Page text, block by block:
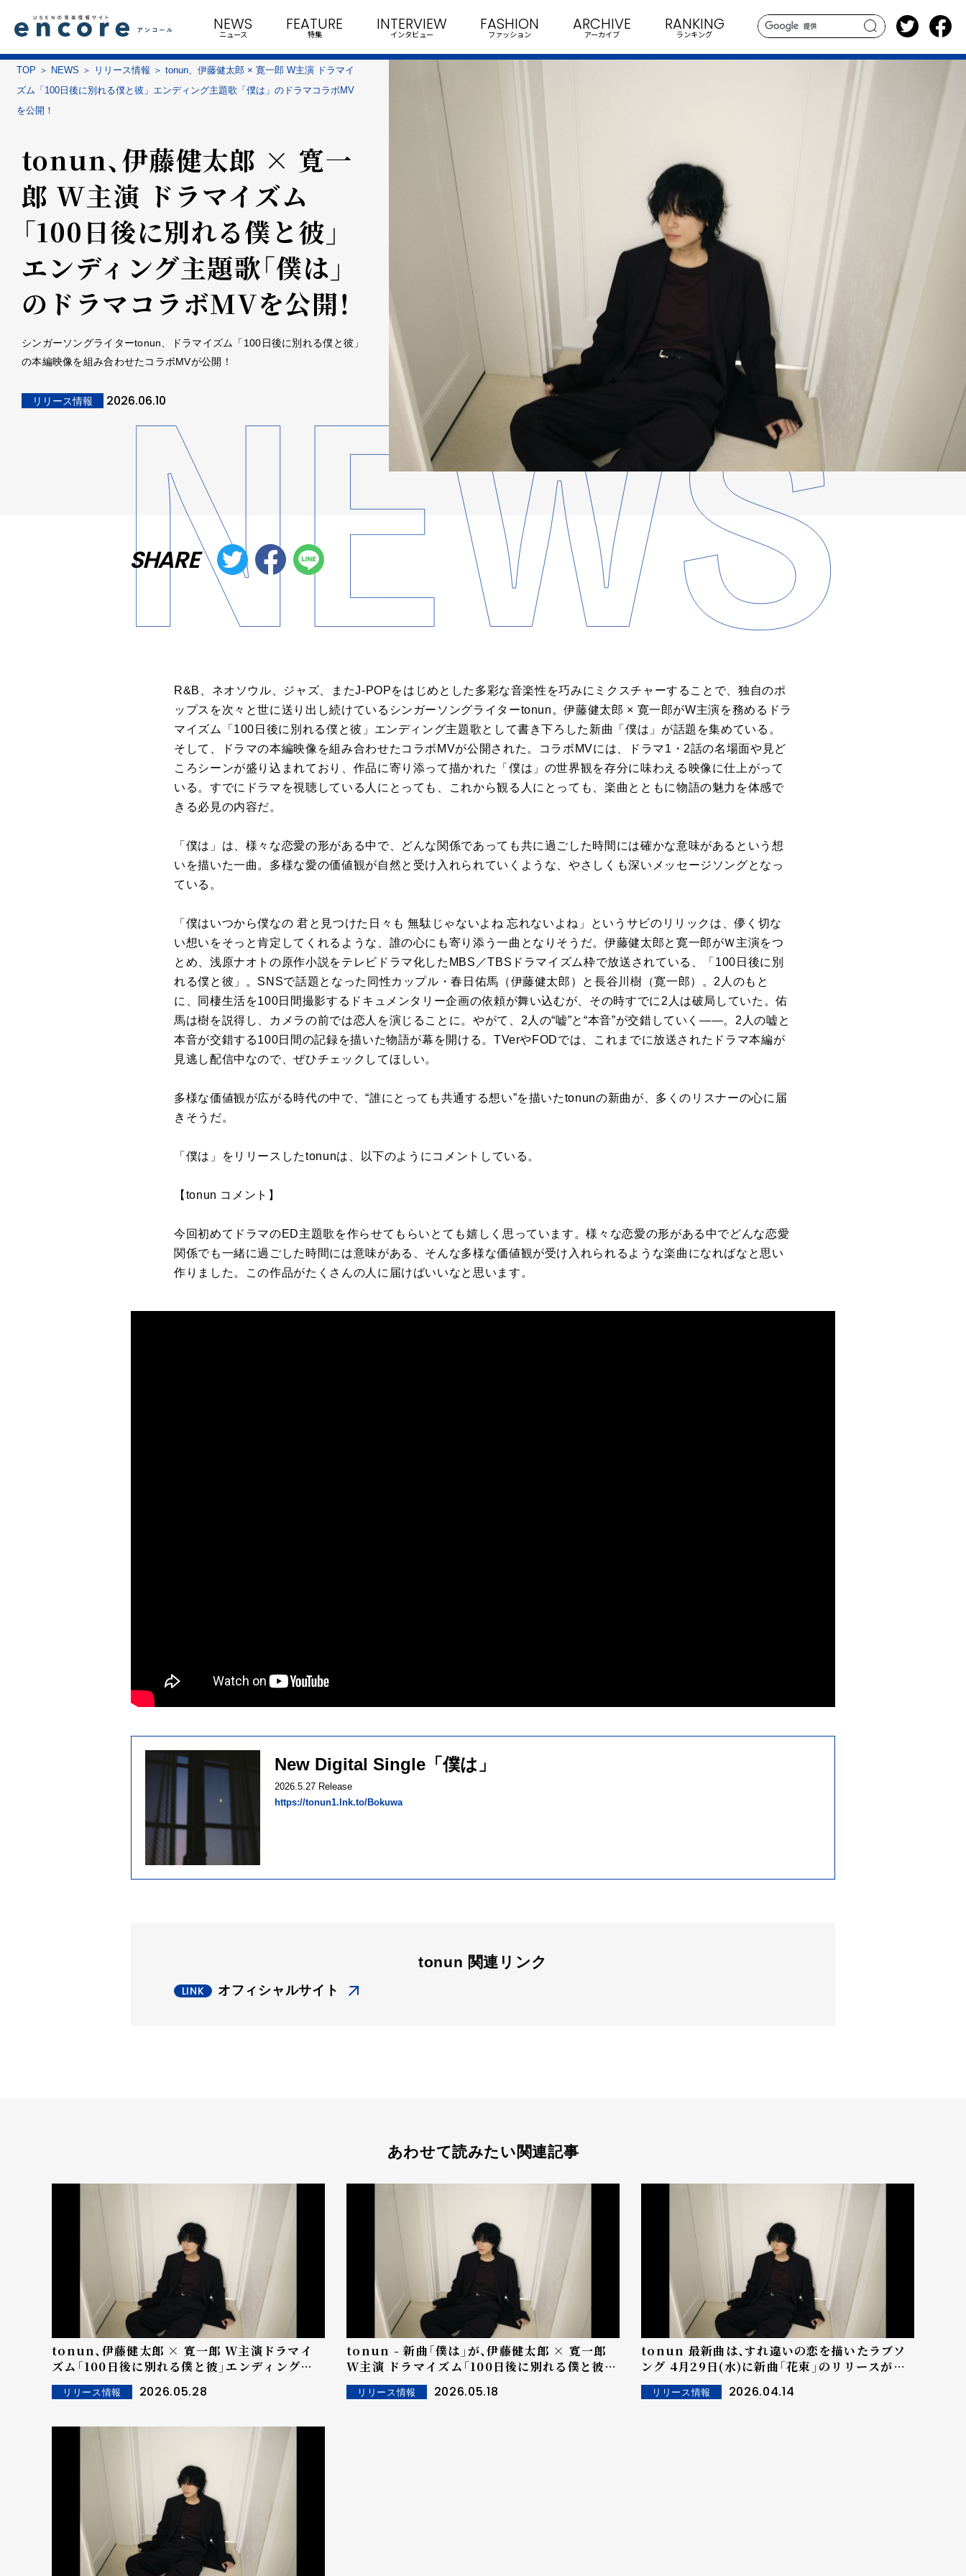
search
NEWS
ニュース
FEATURE
特集
INTERVIEW
インタビュー
FASHION
ファッション
ARCHIVE
アーカイブ
RANKING
ランキング
TOP NEWS リリース情報
tonun、伊藤健太郎 × 寛一郎 W主演 ドラマイ
ズム「100日後に別れる僕と彼」エンディング主題歌「僕は」のドラマコラボMV
を公開！
tonun、伊藤健太郎 × 寛一
郎 W主演 ドラマイズム
「100日後に別れる僕と彼」
エンディング主題歌「僕は」
のドラマコラボMVを公開！
シンガーソングライターtonun、ドラマイズム「100日後に別れる僕と彼」
の本編映像を組み合わせたコラボMVが公開！
リリース情報 2026.06.10
SHARE
R&B、ネオソウル、ジャズ、またJ-POPをはじめとした多彩な音楽性を巧みにミクスチャーすることで、独自のポ
ップスを次々と世に送り出し続けているシンガーソングライターtonun。伊藤健太郎 × 寛一郎がW主演を務めるドラ
マイズム「100日後に別れる僕と彼」エンディング主題歌として書き下ろした新曲「僕は」が話題を集めている。
そして、ドラマの本編映像を組み合わせたコラボMVが公開された。コラボMVには、ドラマ1・2話の名場面や見ど
ころシーンが盛り込まれており、作品に寄り添って描かれた「僕は」の世界観を存分に味わえる映像に仕上がって
いる。すでにドラマを視聴している人にとっても、これから観る人にとっても、楽曲とともに物語の魅力を体感で
きる必見の内容だ。
「僕は」は、様々な恋愛の形がある中で、どんな関係であっても共に過ごした時間には確かな意味があるという想
いを描いた一曲。多様な愛の価値観が自然と受け入れられていくような、やさしくも深いメッセージソングとなっ
ている。
「僕はいつから僕なの 君と見つけた日々も 無駄じゃないよね 忘れないよね」というサビのリリックは、儚く切な
い想いをそっと肯定してくれるような、誰の心にも寄り添う一曲となりそうだ。伊藤健太郎と寛一郎がＷ主演をつ
とめ、浅原ナオトの原作小説をテレビドラマ化したMBS／TBSドラマイズム枠で放送されている、「100日後に別
れる僕と彼」。SNSで話題となった同性カップル・春日佑馬（伊藤健太郎）と長谷川樹（寛一郎）。2人のもと
に、同棲生活を100日間撮影するドキュメンタリー企画の依頼が舞い込むが、その時すでに2人は破局していた。佑
馬は樹を説得し、カメラの前では恋人を演じることに。やがて、2人の“嘘”と“本音”が交錯していく――。2人の嘘と
本音が交錯する100日間の記録を描いた物語が幕を開ける。TVerやFODでは、これまでに放送されたドラマ本編が
見逃し配信中なので、ぜひチェックしてほしい。
多様な価値観が広がる時代の中で、“誰にとっても共通する想い”を描いたtonunの新曲が、多くのリスナーの心に届
きそうだ。
「僕は」をリリースしたtonunは、以下のようにコメントしている。
【tonun コメント】
今回初めてドラマのED主題歌を作らせてもらいとても嬉しく思っています。様々な恋愛の形がある中でどんな恋愛
関係でも一緒に過ごした時間には意味がある、そんな多様な価値観が受け入れられるような楽曲になればなと思い
作りました。この作品がたくさんの人に届けばいいなと思います。
New Digital Single「僕は」
2026.5.27 Release
https://tonun1.lnk.to/Bokuwa
tonun 関連リンク
オフィシャルサイト
あわせて読みたい関連記事
tonun、伊藤健太郎 × 寛一郎 W主演ドラマイ
ズム「100日後に別れる僕と彼」エンディング主
題歌新曲「僕は」5月27日(水)配信リリース！
リリース情報 2026.05.28
tonun - 新曲「僕は」が、伊藤健太郎 × 寛一郎
W主演 ドラマイズム「100日後に別れる僕と彼」
エンディング主題歌に決定！
リリース情報 2026.05.18
tonun 最新曲は、すれ違いの恋を描いたラブソ
ング 4月29日(水)に新曲「花束」のリリースが決
定！ジャケット写真も公開！
リリース情報 2026.04.14